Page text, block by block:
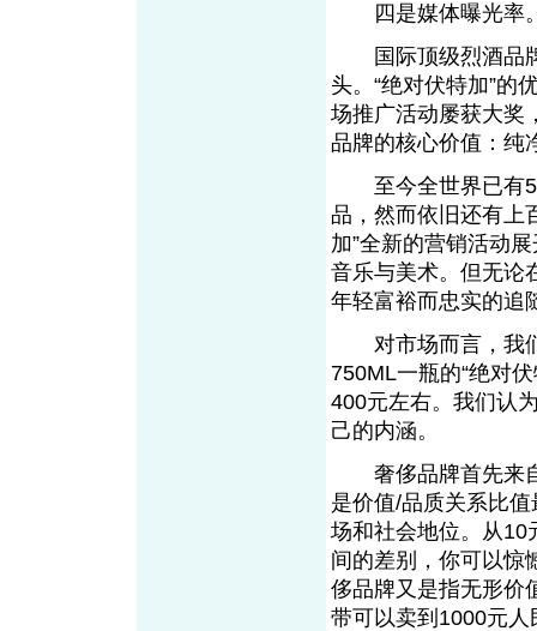
四是媒体曝光率
国际顶级烈酒品牌
头。“绝对伏特加”的
场推广活动屡获大奖
品牌的核心价值：纯
至今全世界已有
品，然而依旧还有上
加”全新的营销活动
音乐与美术。但无论
年轻富裕而忠实的追
对市场而言，我们
750ML一瓶的“绝对
400元左右。我们认
己的内涵。
奢侈品牌首先来自
是价值/品质关系比
场和社会地位。从10
间的差别，你可以惊
侈品牌又是指无形价
带可以卖到1000元